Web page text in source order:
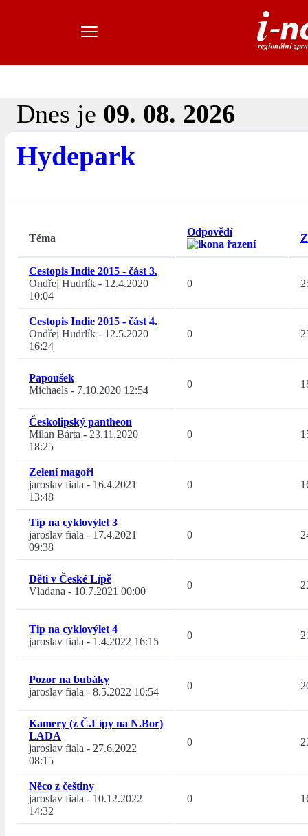
Dnes je 09. 08. 2026
Hydepark
Téma
Odpovědí
Cestopis Indie 2015 - část 3.
Ondřej Hudrlík - 12.4.2020
10:04
0
Cestopis Indie 2015 - část 4.
Ondřej Hudrlík - 12.5.2020
16:24
0
Papoušek
Michaels - 7.10.2020 12:54
0
Českolipský pantheon
Milan Bárta - 23.11.2020
18:25
0
Zelení magoři
jaroslav fiala - 16.4.2021
13:48
0
Tip na cyklovýlet 3
jaroslav fiala - 17.4.2021
09:38
0
Děti v České Lípě
Vladana - 10.7.2021 00:00
0
Tip na cyklovýlet 4
jaroslav fiala - 1.4.2022 16:15
0
Pozor na bubáky
jaroslav fiala - 8.5.2022 10:54
0
Kamery (z Č.Lípy na N.Bor)
LADA
jaroslav fiala - 27.6.2022
08:15
0
Něco z češtiny
jaroslav fiala - 10.12.2022
14:32
0